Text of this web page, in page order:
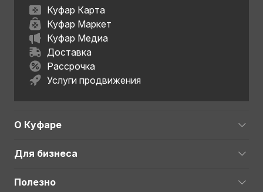
Куфар Карта
Куфар Маркет
Куфар Медиа
Доставка
Рассрочка
Услуги продвижения
О Куфаре
Для бизнеса
Полезно